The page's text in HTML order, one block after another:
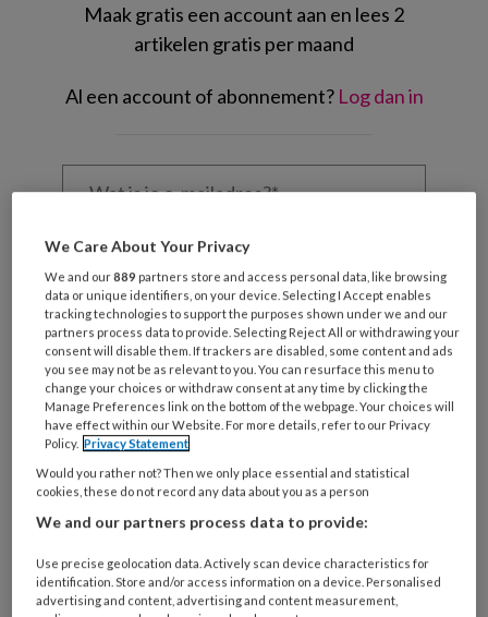
Maak gratis een account aan en lees 2
artikelen gratis per maand
Al een account of abonnement? Log dan in
Wat
is
e-
* *
Kies
je
wachtwoord* *
Kies
je
functie *
Bij
welke
organisatie
werk
je?Ontvang 2x per week de
Ontvang iedere zondag het
We Care About Your Privacy
We and our889 partners store and access personal data, like browsing
data or unique identifiers, on your device. Selecting I Accept enables
tracking technologies to support the purposes shown under we and our
partners process data to provide. Selecting Reject All or withdrawing your
consent will disable them. If trackers are disabled, some content and ads
you see may not be as relevant to you. You can resurface this menu to
change your choices or withdraw consent at any time by clicking the
Manage Preferences link on the bottom of the webpage. Your choices will
have effect within our Website. For more details, refer to our Privacy
Policy. Privacy Statement
Would you rather not? Then we only place essential and statistical
cookies, these do not record any data about you as a person
We and our partners process data to provide:
Use precise geolocation data. Actively scan device characteristics for
identification. Store and/or access information on a device. Personalised
advertising and content, advertising and content measurement,